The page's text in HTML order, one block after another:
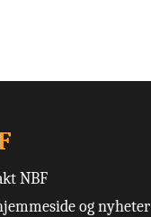
NBF
og nyheter